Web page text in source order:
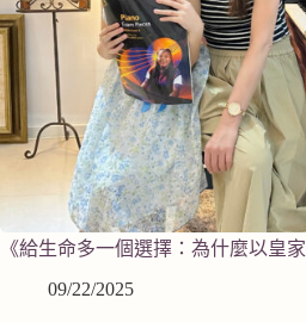
《給生命多一個選擇：為什麼以皇
09/22/2025